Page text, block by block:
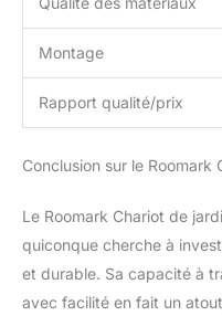
Montage
Rapport qualité/prix
Conclusion sur le Roomark
Le Roomark Chariot de
quiconque cherche à
et durable. Sa capacité à
avec facilité en fait un